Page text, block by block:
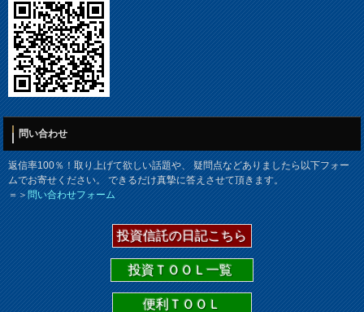
問い合わせ
返信率100％！取り上げて欲しい話題や、 疑問点などありましたら以下フォー
ムでお寄せください。 できるだけ真摯に答えさせて頂きます。
＝＞問い合わせフォーム
投資信託の日記こちら
投資ＴＯＯＬ一覧
便利ＴＯＯＬ